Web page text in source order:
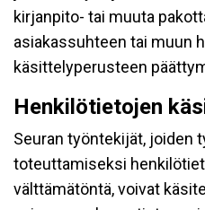
kirjanpito- tai muuta
asiakassuhteen tai muun
käsittelyperusteen
Henkilötietojen
Seuran työntekijät, joiden
toteuttamiseksi
välttämätöntä, voivat